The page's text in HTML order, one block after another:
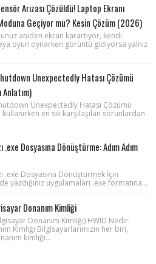
Arızası Çözüldü! Laptop Ekranı
Geçiyor mu? Kesin Çözüm (2026)
aniden ekran karartıyor, kendi
oyun oynarken görüntü gidiyorsa yalnız
Unexpectedly Hatası Çözümü
Anlatım)
Unexpectedly Hatası Çözümü
kullanırken en sık karşılaşılan sorunlardan
.exe Dosyasına Dönüştürme: Adım Adım
.exe Dosyasına Dönüştürmek İçin
yazdığınız uygulamaları .exe formatına...
Donanım Kimliği
Donanım Kimliği) HWID Nedir:
Kimliği Bilgisayarlarımızın her biri,
kimliği...